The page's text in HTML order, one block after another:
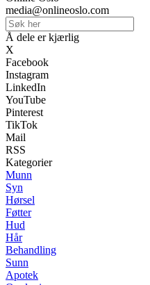
media@onlineoslo.com
Å dele er kjærlig
X
Facebook
Instagram
LinkedIn
YouTube
Pinterest
TikTok
Mail
RSS
Kategorier
Munn
Syn
Hørsel
Føtter
Hud
Hår
Behandling
Sunn
Apotek